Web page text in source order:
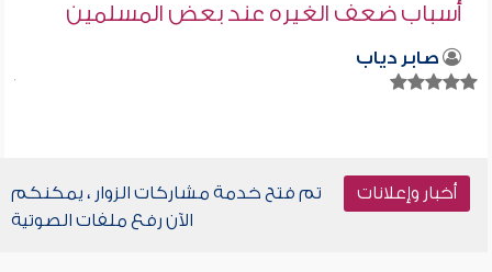
أسباب ضعف الغيره عند بعض المسلمين
صابر دياب
أخبار وإعلانات
تم فتح خدمة مشاركات الزوار ، يمكنكم
الآن رفع ملفات الصوتية